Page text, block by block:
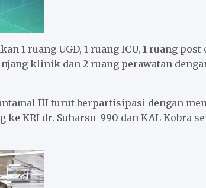
1 ruang UGD, 1 ruang ICU, 1 ruang
klinik dan 2 ruang perawatan
III turut berpartisipasi dengan
KRI dr. Suharso-990 dan KAL Kobra